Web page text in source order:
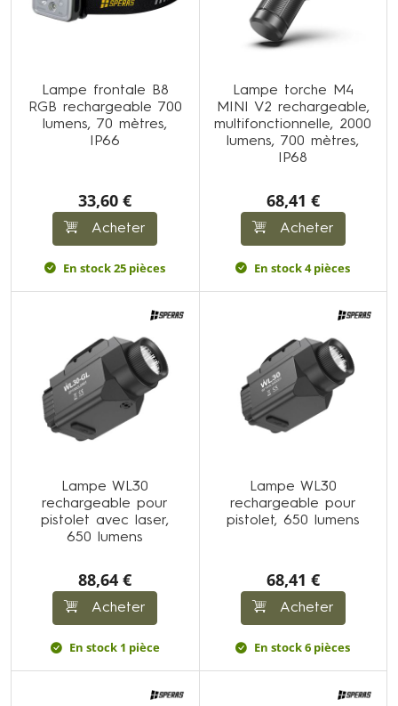
Lampe frontale B8
RGB rechargeable 700
lumens, 70 mètres,
IP66
33,60 €
Acheter
En stock 25 pièces
Lampe torche M4
MINI V2 rechargeable,
multifonctionnelle, 2000
lumens, 700 mètres,
IP68
68,41 €
Acheter
En stock 4 pièces
Lampe WL30
rechargeable pour
pistolet avec laser,
650 lumens
88,64 €
Acheter
En stock 1 pièce
Lampe WL30
rechargeable pour
pistolet, 650 lumens
68,41 €
Acheter
En stock 6 pièces